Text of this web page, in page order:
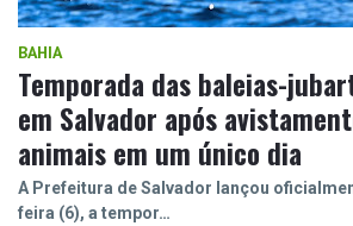
BAHIA
Temporada das baleias-
em Salvador após
animais em um único dia
A Prefeitura de Salvador lançou
feira (6), a tempor…